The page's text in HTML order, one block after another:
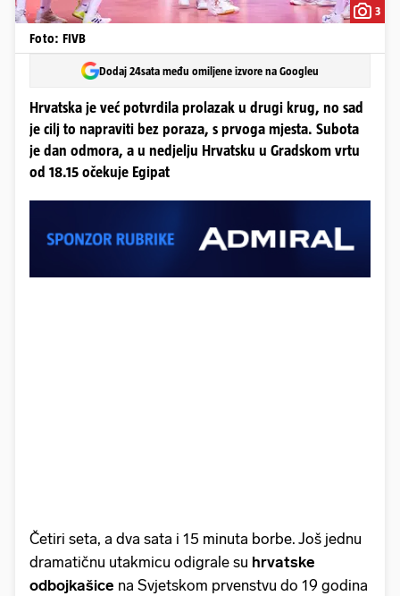
3
Foto: FIVB
Dodaj 24sata među omiljene izvore na Googleu
Hrvatska je već potvrdila prolazak u drugi krug, no sad
je cilj to napraviti bez poraza, s prvoga mjesta. Subota
je dan odmora, a u nedjelju Hrvatsku u Gradskom vrtu
od 18.15 očekuje Egipat
Četiri seta, a dva sata i 15 minuta borbe. Još jednu
dramatičnu utakmicu odigrale su hrvatske
odbojkašice na Svjetskom prvenstvu do 19 godina